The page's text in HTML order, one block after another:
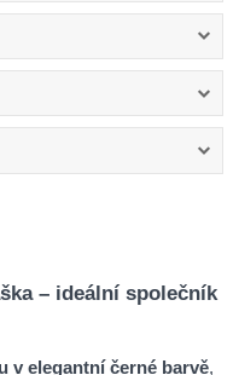
– ideální společník
v elegantní černé barvě,